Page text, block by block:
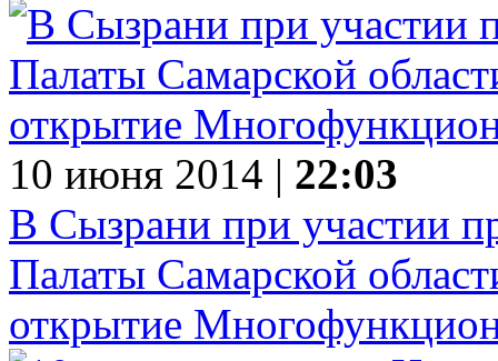
10 июня 2014 | 22:03
В Сызрани при участии
Палаты Самарской
открытие